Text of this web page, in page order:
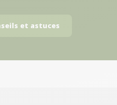
et astuces